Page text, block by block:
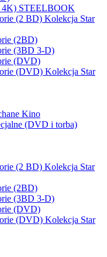
STEELBOOK
(2 BD) Kolekcja Star
(2BD)
(3BD 3-D)
(DVD)
(DVD) Kolekcja Star
Kino
(DVD i torba)
(2 BD) Kolekcja Star
(2BD)
(3BD 3-D)
(DVD)
(DVD) Kolekcja Star